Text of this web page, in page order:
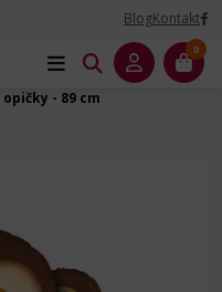
BlogKontakt
0
Zvieratá
- 89 cm